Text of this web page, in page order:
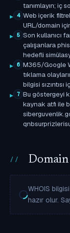
tanımlayın; iç
4 Web içerik
URL/domain
5 Son kullanıcı
çalışanlara
hedefli
6 M365/Google
tıklama
bilgisi
7 Bu göstergeyi
kaynak atfı ile
WHOIS
hazır olur.